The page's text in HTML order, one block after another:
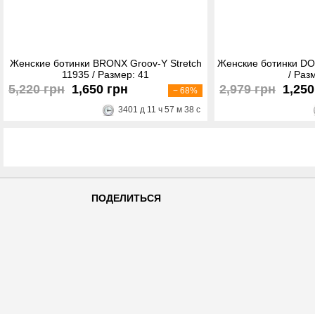
Женские ботинки BRONX Groov-Y Stretch
11935 / Размер: 41
5,220 грн 1,650 грн
− 68%
3401 д 11 ч 57 м 38 с
Женские ботинки
/
2,979 грн
ПОДЕЛИТЬСЯ